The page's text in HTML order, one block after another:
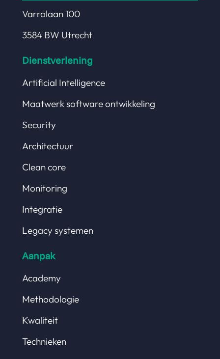
Varrolaan 100
3584 BW Utrecht
Dienstverlening
Artificial Intelligence
Maatwerk software ontwikkeling
Security
Architectuur
Clean core
Monitoring
Integratie
Legacy systemen
Aanpak
Academy
Methodologie
Kwaliteit
Technieken